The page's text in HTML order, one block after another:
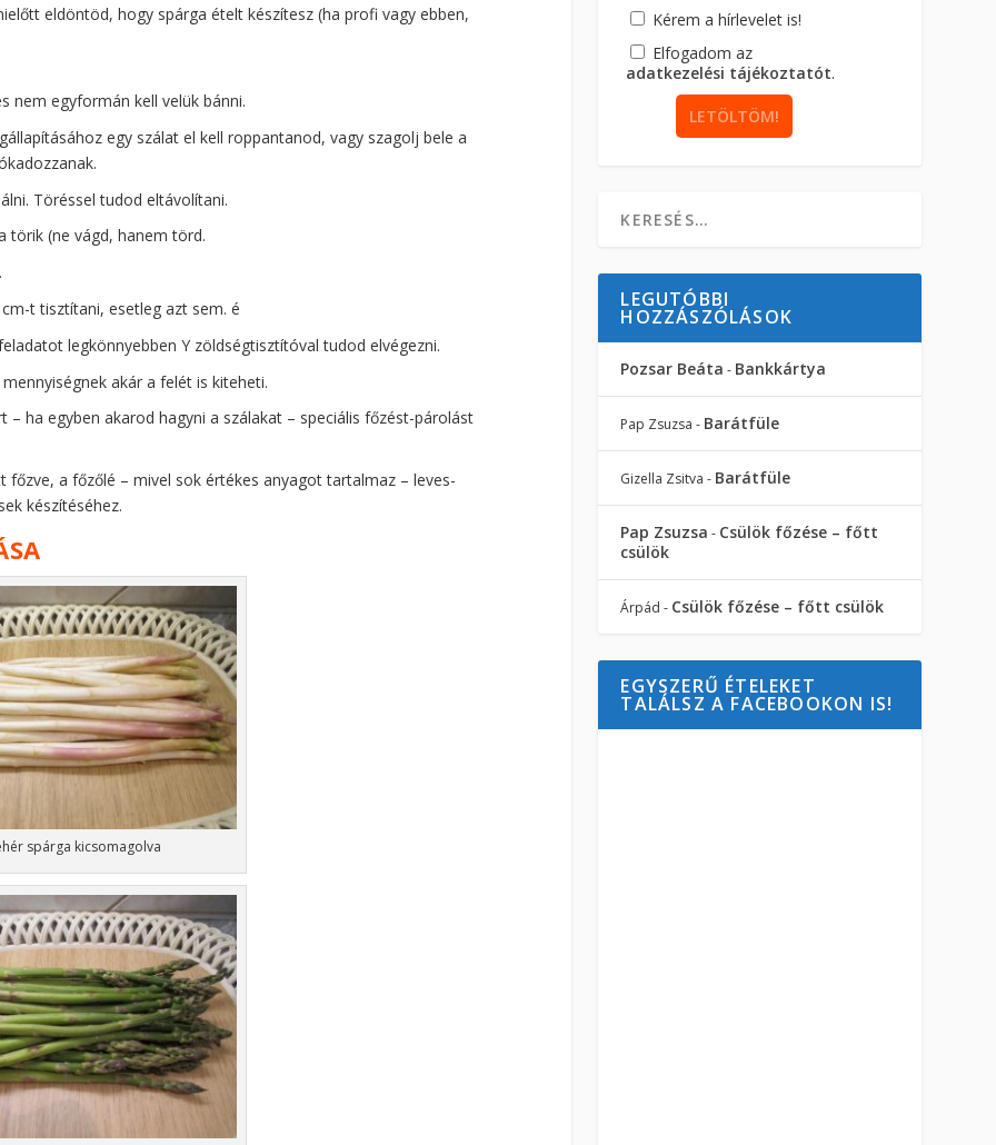
eldöntöd, hogy spárga ételt készítesz (ha profi vagy ebben,
nem egyformán kell velük bánni.
egy szálat el kell roppantanod, vagy szagolj bele a
Töréssel tudod eltávolítani.
törik (ne vágd, hanem törd.
t tisztítani, esetleg azt sem. é
legkönnyebben Y zöldségtisztítóval tudod elvégezni.
akár a felét is kiteheti.
ha egyben akarod hagyni a szálakat – speciális főzést-párolást
főzve, a főzőlé – mivel sok értékes anyagot tartalmaz – leves-
készítéséhez.
spárga kicsomagolva
Kérem a hírlevelet is!
Elfogadom az
adatkezelési tájékoztatót.
LEGUTÓBBI
HOZZÁSZÓLÁSOK
Pozsar Beáta - Bankkártya
Pap Zsuzsa - Barátfüle
Gizella Zsitva - Barátfüle
Pap Zsuzsa - Csülök főzése – főtt
csülök
Árpád - Csülök főzése – főtt csülök
EGYSZERŰ ÉTELEKET
TALÁLSZ A FACEBOOKON IS!